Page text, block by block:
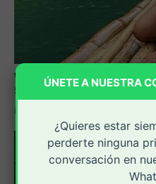
ÚNETE A NUESTRA
¿Quieres estar
perderte ninguna
conversación en